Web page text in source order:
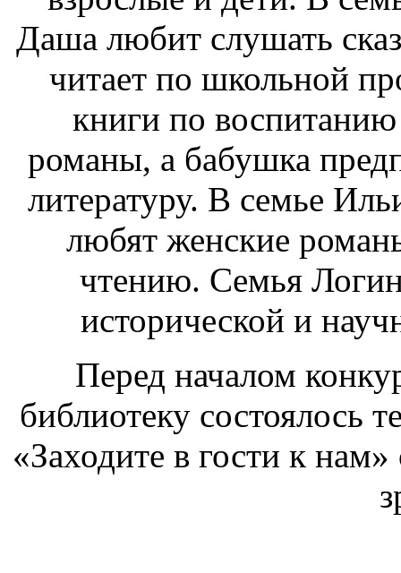
Даша любит слушать
читает по школьной
книги по
романы, а бабушка
литературу. В семье
любят женские
чтению. Семья
исторической и
Перед началом
библиотеку состоялось
«Заходите в гости к